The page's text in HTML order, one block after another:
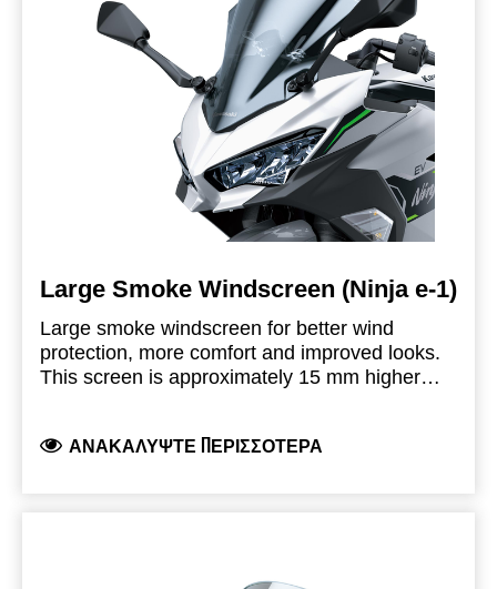
Large Smoke Windscreen (Ninja e-1)
Large smoke windscreen for better wind
protection, more comfort and improved looks.
This screen is approximately 15 mm higher
developed by Kawasaki and fully road legal.
ΑΝΑΚΑΛΎΨΤΕ ΠΕΡΙΣΣΌΤΕΡΑ